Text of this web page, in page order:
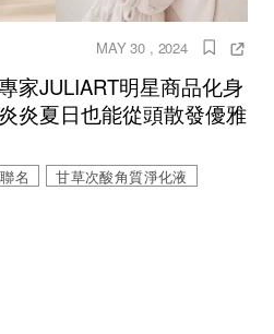
MAY 30 , 2024
家JULIART明星商品化身
炎夏日也能從頭散發優雅
名 甘草次酸角質淨化液